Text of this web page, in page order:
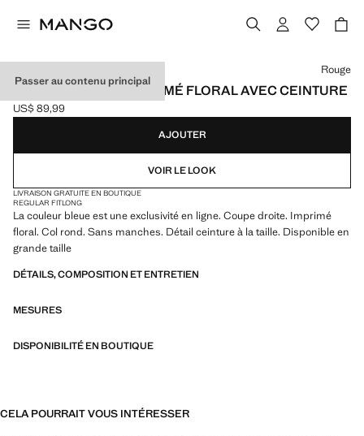
Passer au contenu principal
COMBINAISON À IMPRIMÉ FLORAL AVEC CEINTURE
Prix actuel [US$ 89,99 ]
US$ 89,99
Choisissez une couleur
Rouge
AJOUTER
VOIR LE LOOK
LIVRAISON GRATUITE EN BOUTIQUE
REGULAR FITLONG
La couleur bleue est une exclusivité en ligne. Coupe droite. Imprimé
floral. Col rond. Sans manches. Détail ceinture à la taille. Disponible en
grande taille
DÉTAILS, COMPOSITION ET ENTRETIEN
MESURES
DISPONIBILITÉ EN BOUTIQUE
CELA POURRAIT VOUS INTÉRESSER